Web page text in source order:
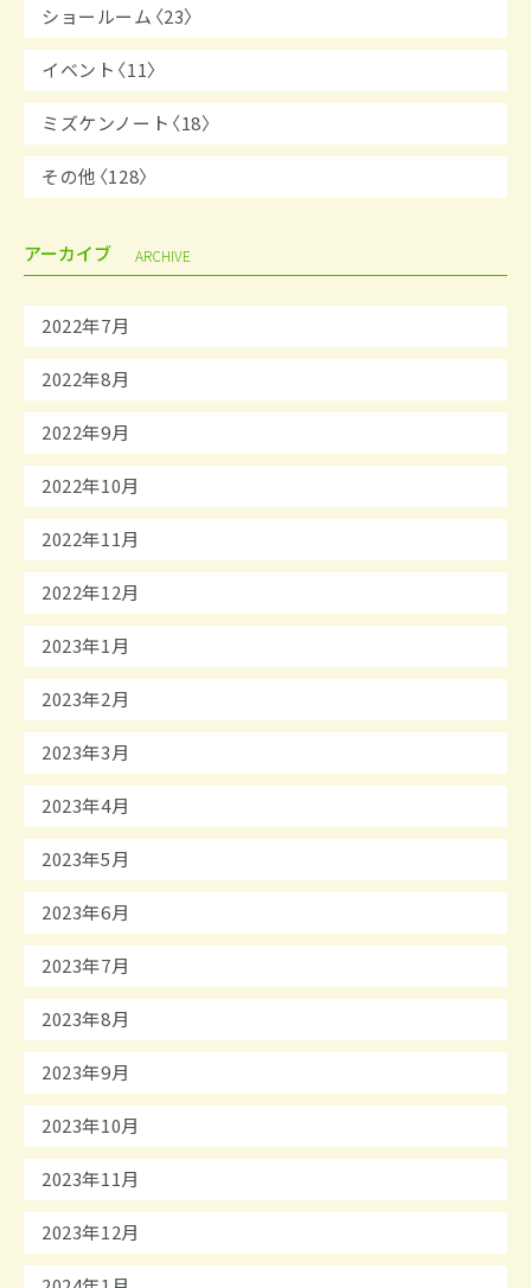
ショールーム〈23〉
イベント〈11〉
ミズケンノート〈18〉
その他〈128〉
アーカイブ ARCHIVE
2022年7月
2022年8月
2022年9月
2022年10月
2022年11月
2022年12月
2023年1月
2023年2月
2023年3月
2023年4月
2023年5月
2023年6月
2023年7月
2023年8月
2023年9月
2023年10月
2023年11月
2023年12月